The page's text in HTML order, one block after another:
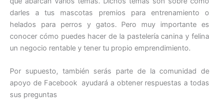
darles a tus mascotas premios para entrenamiento o
helados para perros y gatos. Pero muy importante es
conocer cómo puedes hacer de la pastelería canina y felina
un negocio rentable y tener tu propio emprendimiento.
Por supuesto, también serás parte de la comunidad de
apoyo de Facebook ayudará a obtener respuestas a todas
sus preguntas